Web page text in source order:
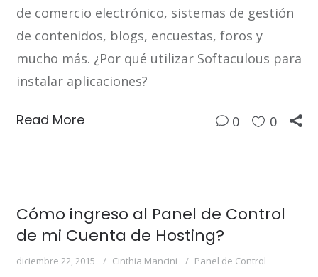
de comercio electrónico, sistemas de gestión
de contenidos, blogs, encuestas, foros y
mucho más. ¿Por qué utilizar Softaculous para
instalar aplicaciones?
Read More 0 0
Cómo ingreso al Panel de Control
de mi Cuenta de Hosting?
diciembre 22, 2015 Cinthia Mancini Panel de Control